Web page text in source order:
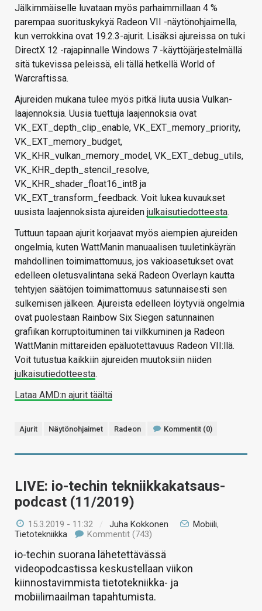
Jälkimmäiselle luvataan myös parhaimmillaan 4 %
parempaa suorituskykyä Radeon VII -näytönohjaimella,
kun verrokkina ovat 19.2.3-ajurit. Lisäksi ajureissa on tuki
DirectX 12 -rajapinnalle Windows 7 -käyttöjärjestelmällä
sitä tukevissa peleissä, eli tällä hetkellä World of
Warcraftissa.
Ajureiden mukana tulee myös pitkä liuta uusia Vulkan-
laajennoksia. Uusia tuettuja laajennoksia ovat
VK_EXT_depth_clip_enable, VK_EXT_memory_priority,
VK_EXT_memory_budget,
VK_KHR_vulkan_memory_model, VK_EXT_debug_utils,
VK_KHR_depth_stencil_resolve,
VK_KHR_shader_float16_int8 ja
VK_EXT_transform_feedback. Voit lukea kuvaukset
uusista laajennoksista ajureiden julkaisutiedotteesta.
Tuttuun tapaan ajurit korjaavat myös aiempien ajureiden
ongelmia, kuten WattManin manuaalisen tuuletinkäyrän
mahdollinen toimimattomuus, jos vakioasetukset ovat
edelleen oletusvalintana sekä Radeon Overlayn kautta
tehtyjen säätöjen toimimattomuus satunnaisesti sen
sulkemisen jälkeen. Ajureista edelleen löytyviä ongelmia
ovat puolestaan Rainbow Six Siegen satunnainen
grafiikan korruptoituminen tai vilkkuminen ja Radeon
WattManin mittareiden epäluotettavuus Radeon VII:llä.
Voit tutustua kaikkiin ajureiden muutoksiin niiden
julkaisutiedotteesta.
Lataa AMD:n ajurit täältä
Ajurit Näytönohjaimet Radeon Kommentit (0)
LIVE: io-techin tekniikkakatsaus-
podcast (11/2019)
15.3.2019 - 11:32 / Juha Kokkonen Mobiili,
Tietotekniikka
Kommentit (743)
io-techin suorana lähetettävässä
videopodcastissa keskustellaan viikon
kiinnostavimmista tietotekniikka- ja
mobiilimaailman tapahtumista.